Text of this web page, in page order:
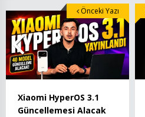
Xiaomi HyperOS 3.1
Güncellemesi Alacak
Önceki Yazı